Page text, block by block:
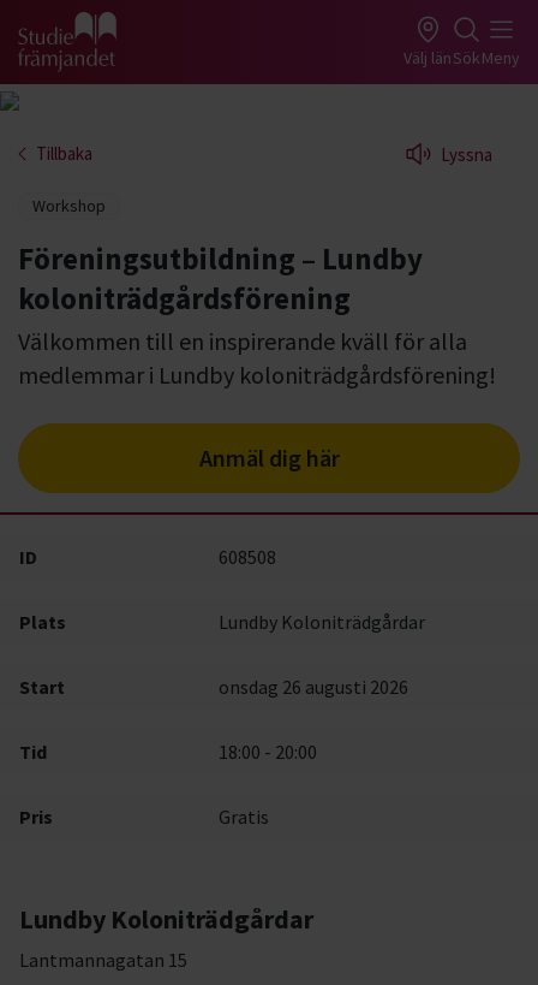
Gå till studiefrämjandets startsida Välj länSökMeny
Tillbaka Lyssna
Workshop
Föreningsutbildning – Lundby
koloniträdgårdsförening
Välkommen till en inspirerande kväll för alla
medlemmar i Lundby koloniträdgårdsförening!
Anmäl dig här
ID 608508
Plats Lundby Koloniträdgårdar
Start onsdag 26 augusti 2026
Tid 18:00 - 20:00
Pris Gratis
Lundby Koloniträdgårdar
Lantmannagatan 15